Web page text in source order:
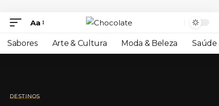
Aa
Sabores Arte & Cultura Moda & Beleza Saúde
DESTINOS